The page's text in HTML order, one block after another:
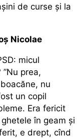
de curse și la
Nicolae
micul
prea,
nu
un copil
Era fericit
în geam și
e drept, cînd